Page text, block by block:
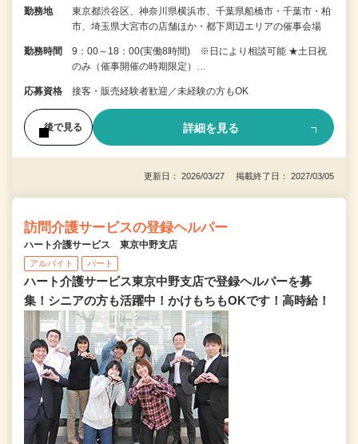
勤務地
東京都渋谷区、神奈川県横浜市、千葉県船橋市・千葉市・柏
市、埼玉県大宮市の店舗ほか・都下周辺エリアの催事会場
勤務時間
9：00～18：00(実働8時間) ※日により相談可能 ★土日祝
のみ（催事開催の時期限定）…
応募資格 接客・販売経験者歓迎／未経験の方もOK
後で見る 詳細を見る
更新日： 2026/03/27 掲載終了日： 2027/03/05
訪問介護サービスの登録ヘルパー
ハート介護サービス 東京中野支店
アルバイト パート
ハート介護サービス東京中野支店で登録ヘルパーを募
集！シニアの方も活躍中！かけもちもOKです！高時給！